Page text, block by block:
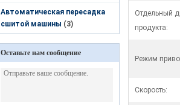
Автоматическая пересадка
сшитой машины (3)
Оставьте нам сообщение
Отдельный
продукта:
Режим
Скорость: